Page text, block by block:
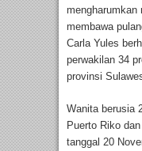
mengharumkan
membawa
Carla Yules
perwakilan 34
provinsi
Wanita berusia
Puerto Riko
tanggal 20